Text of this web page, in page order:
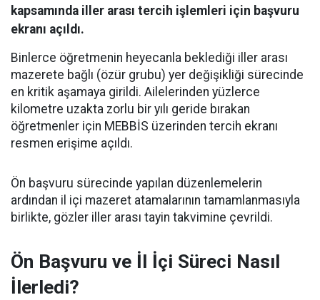
kapsamında iller arası tercih işlemleri için başvuru
ekranı açıldı.
Binlerce öğretmenin heyecanla beklediği iller arası
mazerete bağlı (özür grubu) yer değişikliği sürecinde
en kritik aşamaya girildi. Ailelerinden yüzlerce
kilometre uzakta zorlu bir yılı geride bırakan
öğretmenler için MEBBİS üzerinden tercih ekranı
resmen erişime açıldı.
Ön başvuru sürecinde yapılan düzenlemelerin
ardından il içi mazeret atamalarının tamamlanmasıyla
birlikte, gözler iller arası tayin takvimine çevrildi.
Ön Başvuru ve İl İçi Süreci Nasıl
İlerledi?